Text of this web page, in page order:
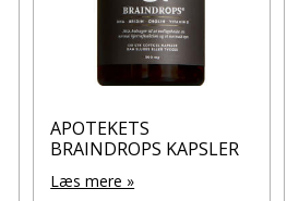
APOTEKETS
BRAINDROPS KAPSLER
Læs mere »